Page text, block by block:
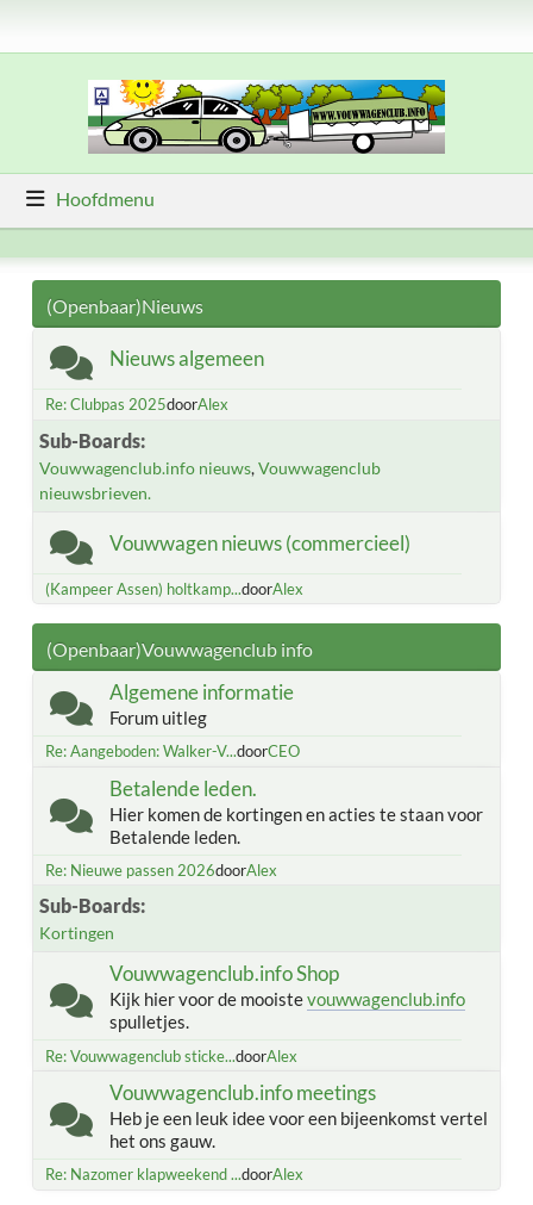
Hoofdmenu
(Openbaar)Nieuws
Nieuws algemeen
Re: Clubpas 2025doorAlex
Sub-Boards
Vouwwagenclub.info nieuws Vouwwagenclub
nieuwsbrieven.
Vouwwagen nieuws (commercieel)
(Kampeer Assen) holtkamp...doorAlex
(Openbaar)Vouwwagenclub info
Algemene informatie
Forum uitleg
Re: Aangeboden: Walker-V...doorCEO
Betalende leden.
Hier komen de kortingen en acties te staan voor
Betalende leden.
Re: Nieuwe passen 2026doorAlex
Sub-Boards
Kortingen
Vouwwagenclub.info Shop
Kijk hier voor de mooistevouwwagenclub.info
spulletjes.
Re: Vouwwagenclub sticke...doorAlex
Vouwwagenclub.info meetings
Heb je een leuk idee voor een bijeenkomst vertel
het ons gauw.
Re: Nazomer klapweekend ...doorAlex